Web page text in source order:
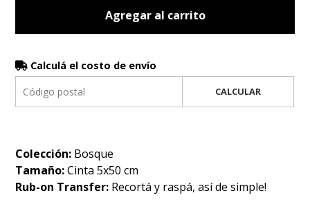
Agregar al carrito
Calculá el costo de envío
CALCULAR
Colección: Bosque
Tamaño:Cinta 5x50 cm
Rub-on Transfer: Recortá y raspá, así de simple!